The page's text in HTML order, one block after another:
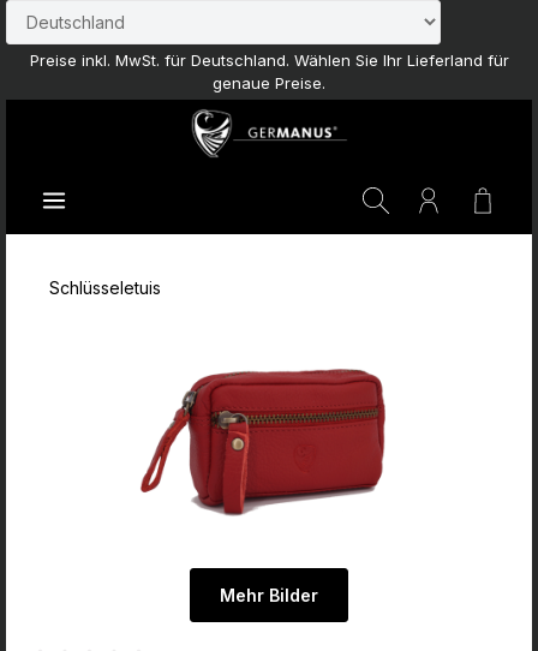
Zum Hauptinhalt springen
Preise inkl. MwSt. für Deutschland. Wählen Sie Ihr Lieferland für
genaue Preise.
Schlüsseletuis
Mehr Bilder